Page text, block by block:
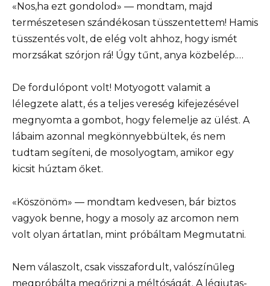
«Nos,ha ezt gondolod» — mondtam, majd
természetesen szándékosan tüsszentettem! Hamis
tüsszentés volt, de elég volt ahhoz, hogy ismét
morzsákat szórjon rá! Úgy tűnt, anya közbelép.…
De fordulópont volt! Motyogott valamit a
lélegzete alatt, és a teljes vereség kifejezésével
megnyomta a gombot, hogy felemelje az ülést. A
lábaim azonnal megkönnyebbültek, és nem
tudtam segíteni, de mosolyogtam, amikor egy
kicsit húztam őket.
«Köszönöm» — mondtam kedvesen, bár biztos
vagyok benne, hogy a mosoly az arcomon nem
volt olyan ártatlan, mint próbáltam Megmutatni.
Nem válaszolt, csak visszafordult, valószínűleg
megpróbálta megőrizni a méltóságát. A légiutas-